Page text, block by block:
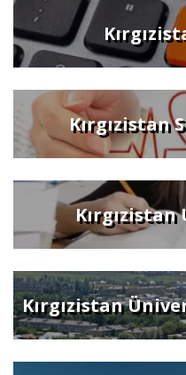
Kırgızistan
Kırgızistan